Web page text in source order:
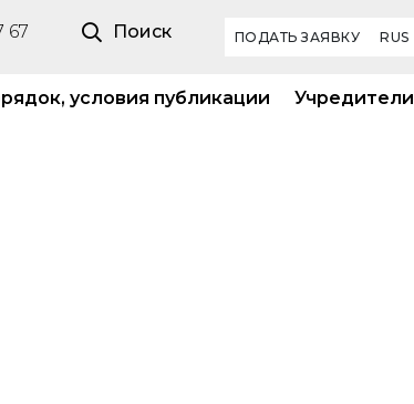
67 Поиск ПОДАТЬ ЗАЯВКУ RUS
условия публикации Учредители